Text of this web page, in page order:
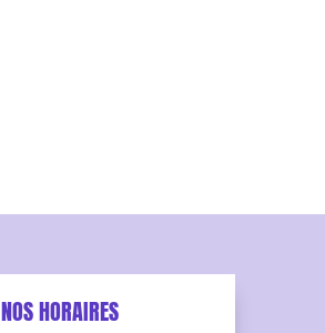
NOS HORAIRES